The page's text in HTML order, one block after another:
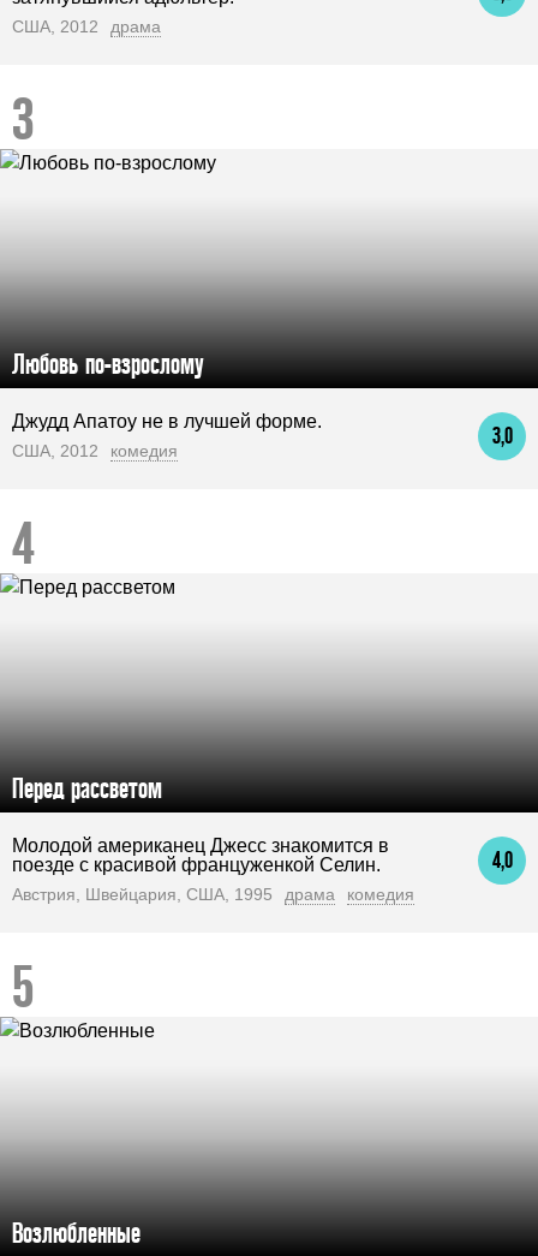
США, 2012 драма
Любовь по-взрослому
3,0
Джудд Апатоу не в лучшей форме.
США, 2012 комедия
Перед рассветом
4,0
Молодой американец Джесс знакомится в
поезде с красивой француженкой Селин.
Австрия, Швейцария, США, 1995 драма комедия
Возлюбленные